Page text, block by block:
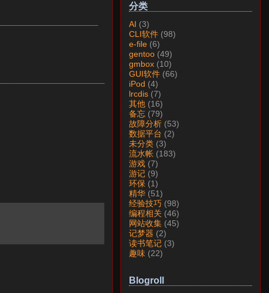
分类
AI (3)
CLI软件 (98)
e-file (6)
gentoo (49)
gmbox (10)
GUI软件 (66)
iPod (4)
lrcdis (7)
其他 (16)
备忘 (79)
故障分析 (53)
数据平台 (2)
未分类 (3)
流水帐 (183)
游戏 (7)
游记 (9)
环保 (1)
精华 (51)
经验技巧 (98)
编程相关 (46)
网站收集 (45)
记梦器 (2)
读书笔记 (3)
趣味 (22)
Blogroll